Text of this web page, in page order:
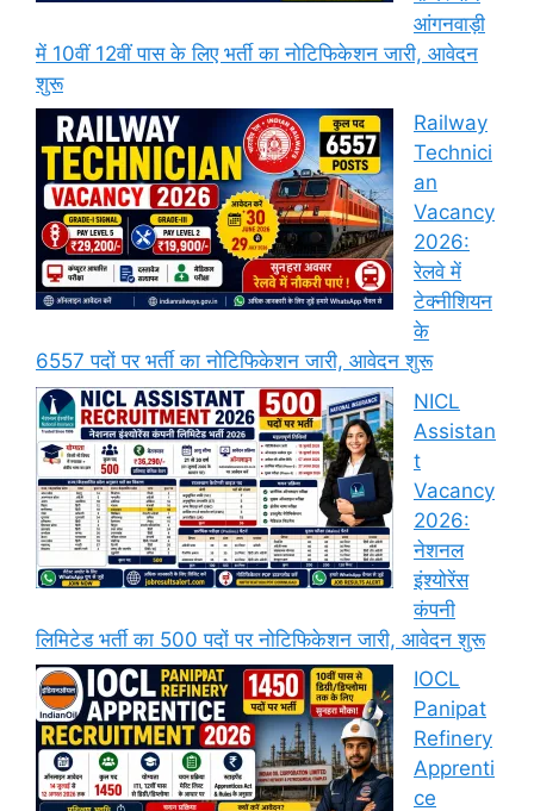
आंगनवाड़ी
में 10वीं 12वीं पास के लिए भर्ती का नोटिफिकेशन जारी, आवेदन
शुरू
Railway
Technici
an
Vacancy
2026:
रेलवे में
टेक्नीशियन
के
6557 पदों पर भर्ती का नोटिफिकेशन जारी, आवेदन शुरू
NICL
Assistan
t
Vacancy
2026:
नेशनल
इंश्योरेंस
कंपनी
लिमिटेड भर्ती का 500 पदों पर नोटिफिकेशन जारी, आवेदन शुरू
IOCL
Panipat
Refinery
Apprenti
ce